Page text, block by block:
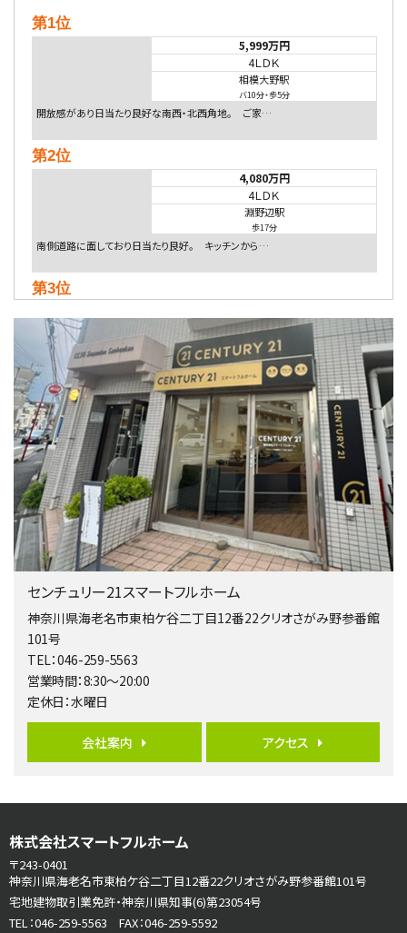
第1位
5,999万円
4ＬＤＫ
相模大野駅
バ10分・歩5分
開放感があり日当たり良好な南西・北西角地。 ご家…
第2位
4,080万円
4ＬＤＫ
淵野辺駅
歩17分
南側道路に面しており日当たり良好。 キッチンから…
第3位
4ＬＤＫ
海老名駅
バ18分・歩6分
開放感のある角地区画。車３台並列駐車可能です。 …
第4位
5,480万円
4ＬＤＫ
相模大野駅
バ9分・歩4分
２０１５年６月築、積水ハウス施工住宅です。 南東…
第5位
3,680万円
バ19分・ 歩8分
開放感があり日当たり良好な南西・北西角地区画。 …
第6位
4ＳＬＤＫ
海老名駅
長後駅
バ11分 歩6分
全棟ＬＤＫは16帖の4ＬＤＫ！食器洗い乾燥機や浴…
センチュリー21スマートフルホーム
神奈川県海老名市東柏ケ谷二丁目12番22クリオさがみ野参番館
101号
TEL：046-259-5563
営業時間：8:30～20:00
定休日：水曜日
会社案内 アクセス
株式会社スマートフルホーム
〒243-0401
神奈川県海老名市東柏ケ谷二丁目12番22クリオさがみ野参番館101号
宅地建物取引業免許・神奈川県知事(6)第23054号
TEL：046-259-5563 FAX：046-259-5592